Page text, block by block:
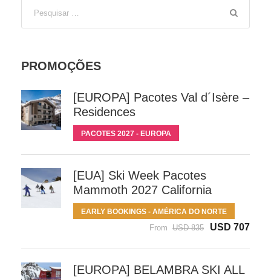
PROMOÇÕES
[EUROPA] Pacotes Val d´Isère –
Residences
PACOTES 2027 - EUROPA
[EUA] Ski Week Pacotes
Mammoth 2027 California
EARLY BOOKINGS - AMÉRICA DO NORTE
From USD 835 USD 707
[EUROPA] BELAMBRA SKI ALL